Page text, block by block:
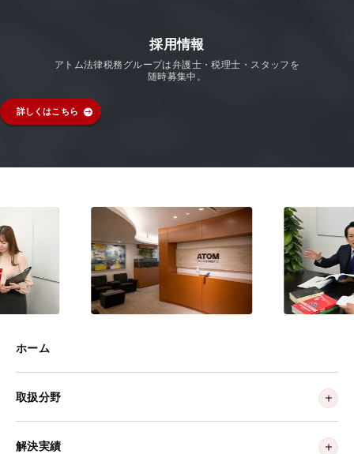
採用情報
アトム法律税務グループは弁護士・税理士・スタッフを
随時募集中。
詳しくはこちら
ホーム
取扱分野
解決実績